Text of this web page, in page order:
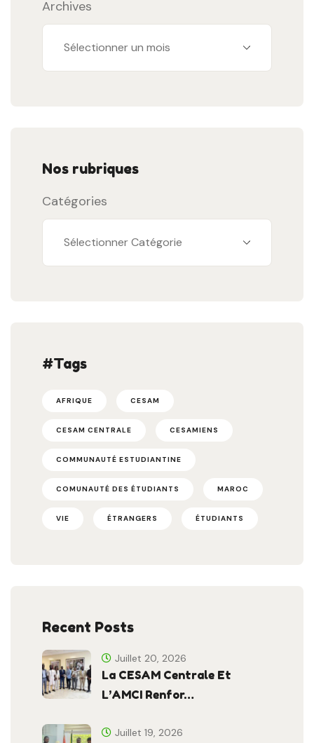
Archives
Nos rubriques
Catégories
#Tags
AFRIQUE CESAM
CESAM CENTRALE CESAMIENS
COMMUNAUTÉ ESTUDIANTINE
COMUNAUTÉ DES ÉTUDIANTS MAROC
VIE ÉTRANGERS ÉTUDIANTS
Recent Posts
La CESAM Centrale Et
L’AMCI Renfor…
Juillet 20, 2026
Juillet 19, 2026